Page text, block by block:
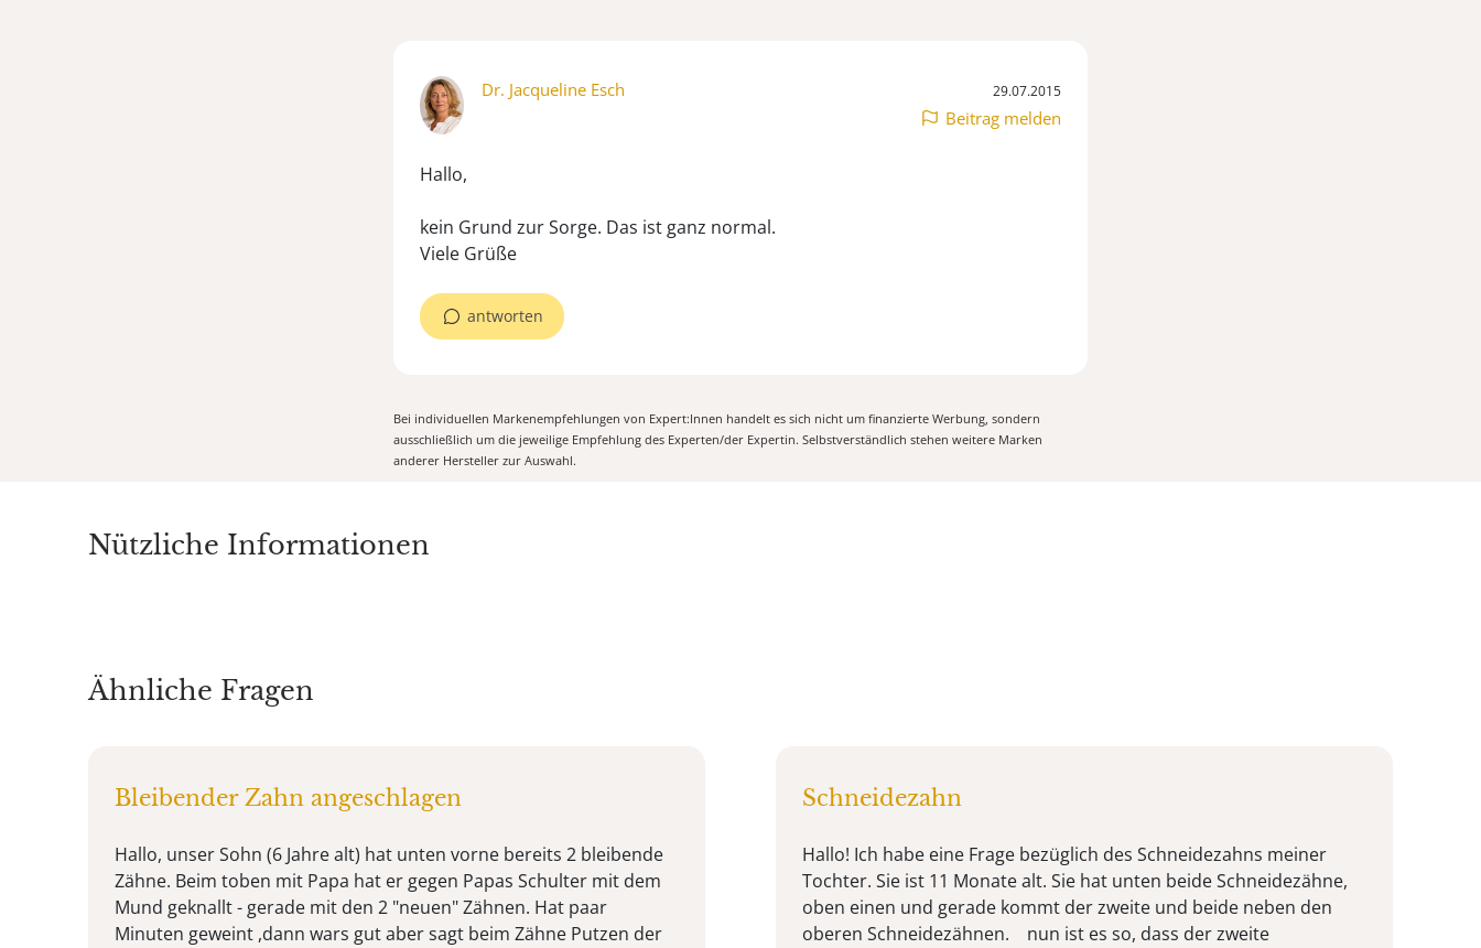
Dr. Jacqueline Esch 29.07.2015
Beitrag melden
Hallo,
kein Grund zur Sorge. Das ist ganz normal.
Viele Grüße
antworten
Bei individuellen Markenempfehlungen von Expert:Innen handelt es sich nicht um finanzierte Werbung, sondern
ausschließlich um die jeweilige Empfehlung des Experten/der Expertin. Selbstverständlich stehen weitere Marken
anderer Hersteller zur Auswahl.
Nützliche Informationen
Ähnliche Fragen
Bleibender Zahn angeschlagen
Hallo, unser Sohn (6 Jahre alt) hat unten vorne bereits 2 bleibende
Zähne. Beim toben mit Papa hat er gegen Papas Schulter mit dem
Mund geknallt - gerade mit den 2 "neuen" Zähnen. Hat paar
Minuten geweint ,dann wars gut aber sagt beim Zähne Putzen der
Schneidezahn
Hallo! Ich habe eine Frage bezüglich des Schneidezahns meiner
Tochter. Sie ist 11 Monate alt. Sie hat unten beide Schneidezähne,
oben einen und gerade kommt der zweite und beide neben den
oberen Schneidezähnen. nun ist es so, dass der zweite